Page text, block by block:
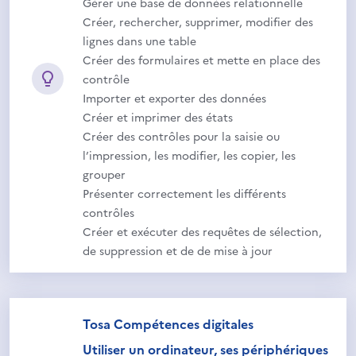
Créer, rechercher, supprimer, modifier des
lignes dans une table
Créer des formulaires et mette en place des
contrôle
Importer et exporter des données
Créer et imprimer des états
Créer des contrôles pour la saisie ou
l’impression, les modifier, les copier, les
grouper
Présenter correctement les différents
contrôles
Créer et exécuter des requêtes de sélection,
de suppression et de de mise à jour
Tosa Compétences digitales
Utiliser un ordinateur, ses périphériques